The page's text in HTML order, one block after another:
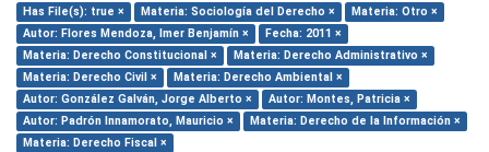
Has File(s): true ×
Materia: Sociología del Derecho ×
Materia: Otro ×
Autor: Flores Mendoza, Imer Benjamín ×
Fecha: 2011 ×
Materia: Derecho Constitucional ×
Materia: Derecho Administrativo ×
Materia: Derecho Civil ×
Materia: Derecho Ambiental ×
Autor: González Galván, Jorge Alberto ×
Autor: Montes, Patricia ×
Autor: Padrón Innamorato, Mauricio ×
Materia: Derecho de la Información ×
Materia: Derecho Fiscal ×